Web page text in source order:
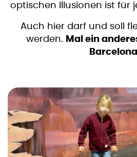
optischen Illusionen ist für
Auch hier darf und soll
werden. Mal ein